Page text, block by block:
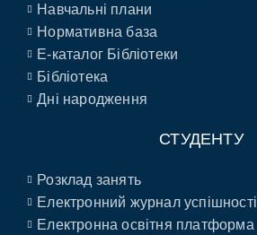
Навчальні плани
Нормативна база
E-каталог Бібліотеки
Бібліотека
Дні народження
СТУДЕНТУ
Розклад занять
Електронний журнал успішності
Електронна освітня платформа